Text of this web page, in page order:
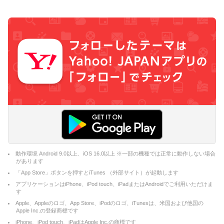
動作環境 Android 9.0以上、iOS 16.0以上 ※一部の機種では正常に動作しない場合
があります
「App Store」ボタンを押すとiTunes （外部サイト）が起動します
アプリケーションはiPhone、iPod touch、iPadまたはAndroidでご利用いただけま
す
Apple、Appleのロゴ、App Store、iPodのロゴ、iTunesは、米国および他国の
Apple Inc.の登録商標です
iPhone、iPod touch、iPadはApple Inc.の商標です